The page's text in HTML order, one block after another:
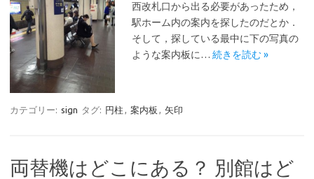
西改札口から出る必要があったため，
駅ホーム内の案内を探したのだとか．
そして，探している最中に下の写真の
ような案内板に… 続きを読む »
カテゴリー: sign タグ: 円柱 , 案内板 , 矢印
両替機はどこにある？ 別館はど